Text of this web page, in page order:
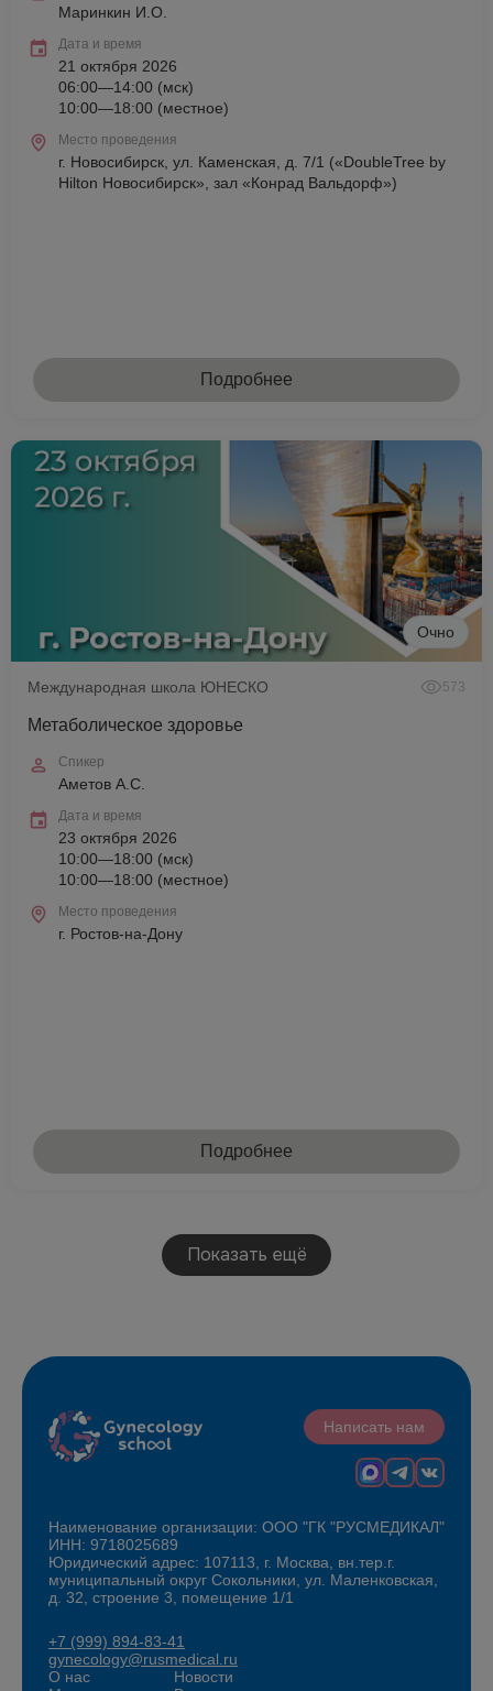
Маринкин И.О.
Дата и время
21 октября 2026
06:00—14:00 (мск)
10:00—18:00 (местное)
Место проведения
г. Новосибирск, ул. Каменская, д. 7/1 («DoubleTree by
Hilton Новосибирск», зал «Конрад Вальдорф»)
Подробнее
Очно
Международная школа ЮНЕСКО 573
Метаболическое здоровье
Спикер
Аметов А.С.
Дата и время
23 октября 2026
10:00—18:00 (мск)
10:00—18:00 (местное)
Место проведения
г. Ростов-на-Дону
Подробнее
Показать ещё
Написать нам
Наименование организации: ООО "ГК "РУСМЕДИКАЛ"
ИНН: 9718025689
Юридический адрес: 107113, г. Москва, вн.тер.г.
муниципальный округ Сокольники, ул. Маленковская,
д. 32, строение 3, помещение 1/1
+7 (999) 894-83-41
gynecology@rusmedical.ru
О нас
Новости